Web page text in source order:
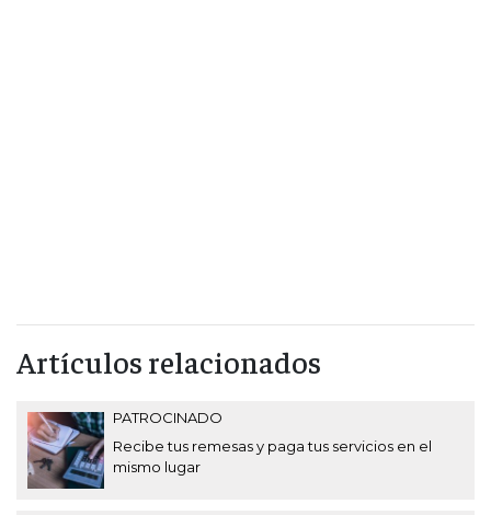
Artículos relacionados
PATROCINADO
Recibe tus remesas y paga tus servicios en el
mismo lugar